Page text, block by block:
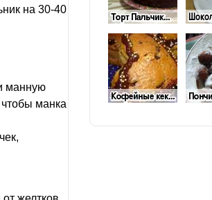
на 30-40
манную
манка